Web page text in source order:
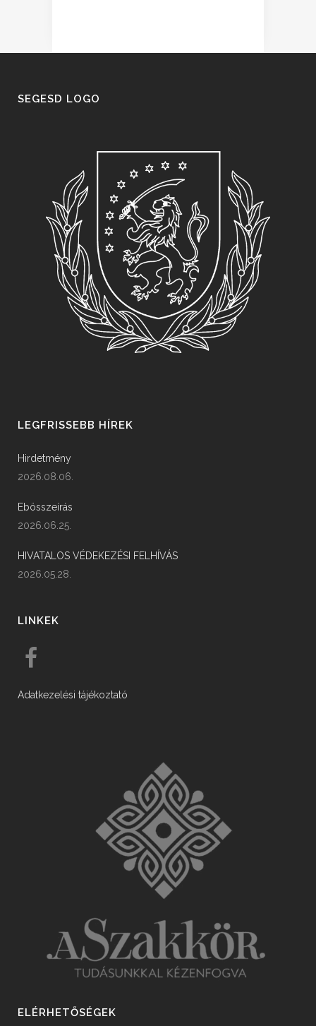
SEGESD LOGO
LEGFRISSEBB HÍREK
Hirdetmény
2026.08.06.
Ebösszeírás
2026.06.25.
HIVATALOS VÉDEKEZÉSI FELHÍVÁS
2026.05.28.
LINKEK
Adatkezelési tájékoztató
ELÉRHETŐSÉGEK